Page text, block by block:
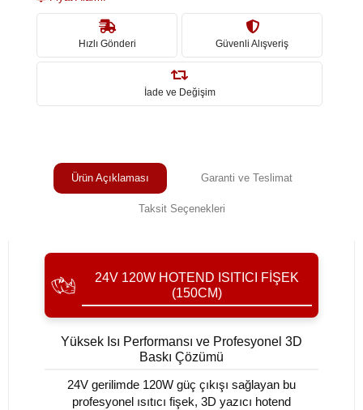
Hızlı Gönderi Güvenli Alışveriş
İade ve Değişim
Ürün Açıklaması Garanti ve Teslimat
Taksit Seçenekleri
24V 120W HOTEND ISITICI FIŞEK
(150CM)
Yüksek Isı Performansı ve Profesyonel 3D
Baskı Çözümü
24V gerilimde 120W güç çıkışı sağlayan bu
profesyonel ısıtıcı fişek, 3D yazıcı hotend